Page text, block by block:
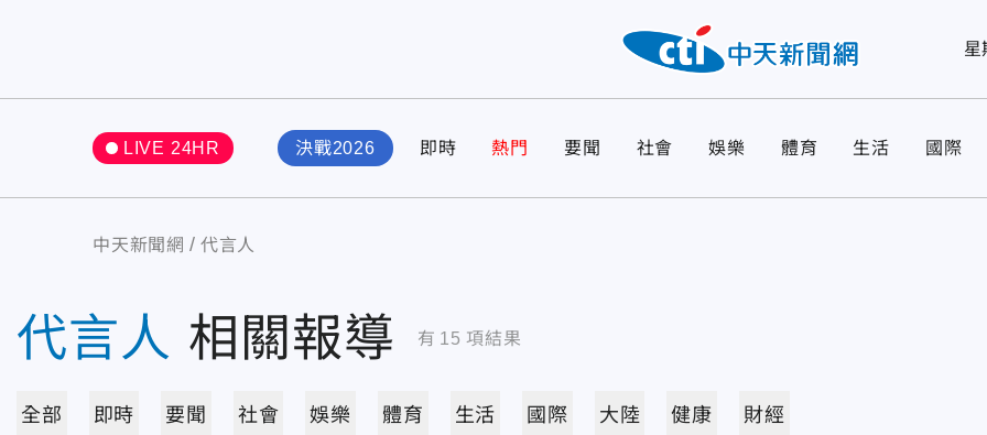
星
LIVE 24HR 決戰2026 即時 熱門 要聞 社會 娛樂 體育 生活 國際
中天新聞網 代言人
代言人 相關報導 有 15 項結果
全部 即時 要聞 社會 娛樂 體育 生活 國際 大陸 健康 財經